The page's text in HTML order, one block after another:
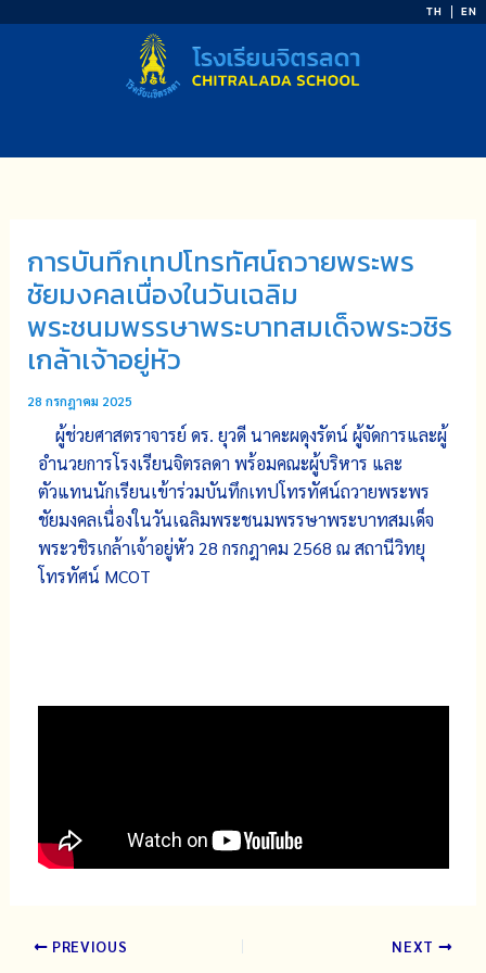
TH EN
การบันทึกเทปโทรทัศน์​ถวายพระพร​
ชัยมงคลเนื่องในวันเฉลิม
พระชนมพรรษาพระบาทสมเด็จพระวชิร
เกล้าเจ้าอยู่หัว
28 กรกฎาคม 2025
ผู้ช่วยศาสตราจารย์​ ดร. ยุวดี​ นาคะผดุง​รัตน์​ ผู้จัดการและผู้
อำนวยการโรงเรียนจิตรลดา​ พร้อมคณะผู้บริหาร​ และ
ตัวแทนนักเรียนเข้าร่วมบันทึกเทปโทรทัศน์​ถวายพระพร​
ชัยมงคลเนื่องในวันเฉลิมพระชนมพรรษาพระบาทสมเด็จ
พระวชิรเกล้าเจ้าอยู่หัว 28​ กรกฎาคม​ 2568 ณ​ สถานีวิทยุ
โทรทัศน์​ MCOT​
PREVIOUS NEXT